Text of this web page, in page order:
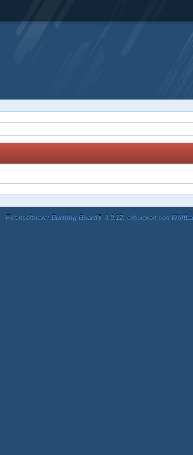
Forensoftware: Burning Board® 4.0.12, entwickelt von